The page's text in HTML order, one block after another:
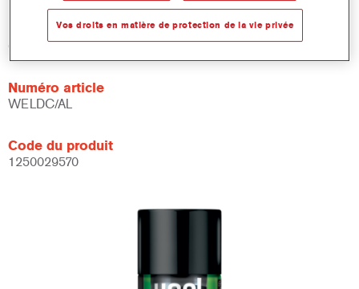
Product Variant
0.45LT
Numéro article
WELDC/AL
Code du produit
1250029570
Vos droits en matière de protection de la vie privée